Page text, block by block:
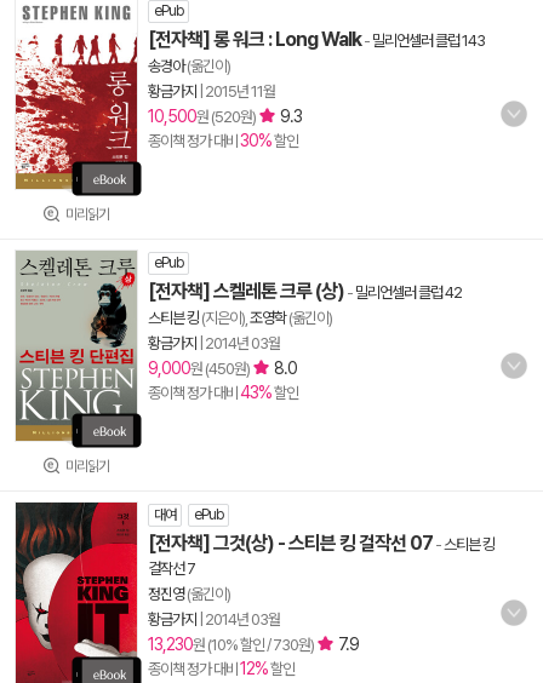
미리읽기
ePub
[전자책] 롱 워크 : Long Walk- 밀리언셀러 클럽 143
송경아(옮긴이)
황금가지
2015년 11월
10,500원 (520원) 9.3
종이책 정가 대비 30%할인
미리읽기
ePub
[전자책] 스켈레톤 크루 (상) - 밀리언셀러 클럽 42
스티븐 킹 (지은이), 조영학(옮긴이)
황금가지
2014년 03월
9,000원 (450원) 8.0
종이책 정가 대비 43%할인
대여 ePub
[전자책] 그것(상) - 스티븐 킹 걸작선 07 -스티븐 킹
걸작선 7
정진영(옮긴이)
황금가지
2014년 03월
13,230원 (10% 할인 / 730원) 7.9
종이책 정가 대비 12%할인